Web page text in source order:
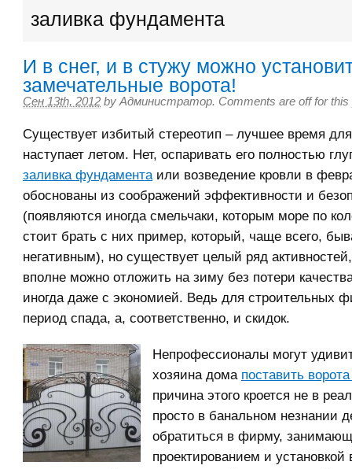
заливка фундамента
И в снег, и в стужу можно
замечательные ворота!
Сен 13th, 2012 by Администратор. Comments are off for this
Существует избитый стереотип – лучшее время
наступает летом. Нет, оспаривать его полностью
заливка фундаментаили возведение кровли в
обоснованы из соображений эффективности и
(появляются иногда смельчаки, которым море по
стоит брать с них пример, который, чаще всего,
негативным), но существует целый ряд
вполне можно отложить на зиму без потери
иногда даже с экономией. Ведь для строительных
период спада, а, соответственно, и скидок.
Непрофессионалы могут
хозяина дома поставить
причина этого кроется не в
просто в банальном незнании
обратиться в фирму,
проектированием и установкой